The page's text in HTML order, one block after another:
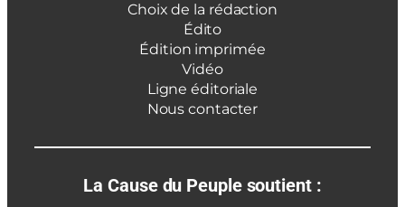
Choix de la rédaction
Édito
Édition imprimée
Vidéo
Ligne éditoriale
Nous contacter
La Cause du Peuple soutient :